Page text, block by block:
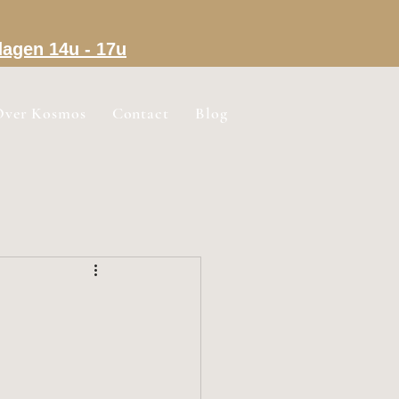
14u - 17u
Kosmos Contact Blog